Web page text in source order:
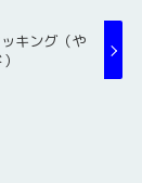
キング（や